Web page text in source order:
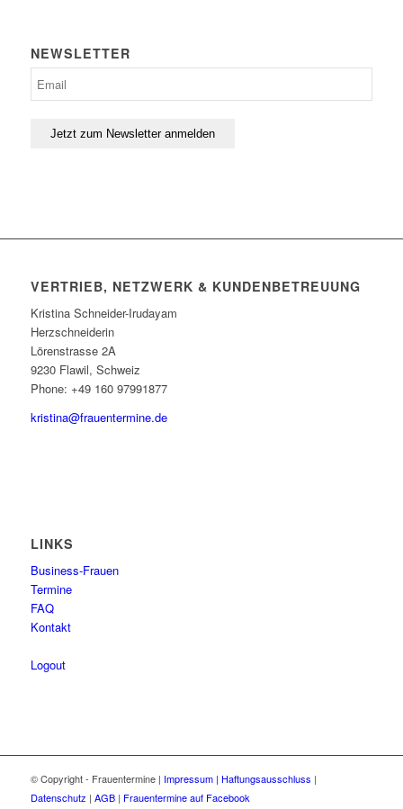
NEWSLETTER
VERTRIEB, NETZWERK & KUNDENBETREUUNG
Kristina Schneider-Irudayam
Herzschneiderin
Lörenstrasse 2A
9230 Flawil, Schweiz
Phone: +49 160 97991877
kristina@frauentermine.de
LINKS
Business-Frauen
Termine
FAQ
Kontakt
Logout
© Copyright - Frauentermine | Impressum | Haftungsausschluss |
Datenschutz | AGB| Frauentermine auf Facebook